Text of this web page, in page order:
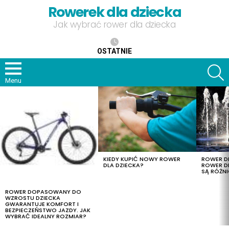
Rowerek dla dziecka
Jak wybrać rower dla dziecka
OSTATNIE
Menu
ROWER DOPASOWANY DO
WZROSTU DZIECKA
GWARANTUJE KOMFORT I
BEZPIECZEŃSTWO JAZDY. JAK
WYBRAĆ IDEALNY ROZMIAR?
KIEDY KUPIĆ NOWY ROWER
DLA DZIECKA?
ROWER
ROWER
SĄ